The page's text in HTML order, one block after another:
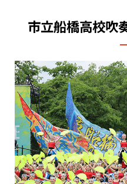
市立船橋高校吹